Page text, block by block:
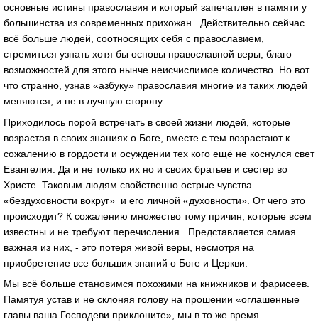
основные истины православия и который запечатлен в памяти у
большинства из современных прихожан. Действительно сейчас
всё больше людей, соотносящих себя с православием,
стремиться узнать хотя бы основы православной веры, благо
возможностей для этого нынче неисчислимое количество. Но вот
что странно, узнав «азбуку» православия многие из таких людей
меняются, и не в лучшую сторону.
Приходилось порой встречать в своей жизни людей, которые
возрастая в своих знаниях о Боге, вместе с тем возрастают к
сожалению в гордости и осуждении тех кого ещё не коснулся свет
Евангелия. Да и не только их но и своих братьев и сестер во
Христе. Таковым людям свойственно острые чувства
«бездуховности вокруг» и его личной «духовности». От чего это
происходит? К сожалению множество тому причин, которые всем
известны и не требуют перечисления. Представляется самая
важная из них, - это потеря живой веры, несмотря на
приобретение все больших знаний о Боге и Церкви.
Мы всё больше становимся похожими на книжников и фарисеев.
Памятуя устав и не склоняя голову на прошении «оглашенные
главы ваша Господеви приклоните», мы в то же время